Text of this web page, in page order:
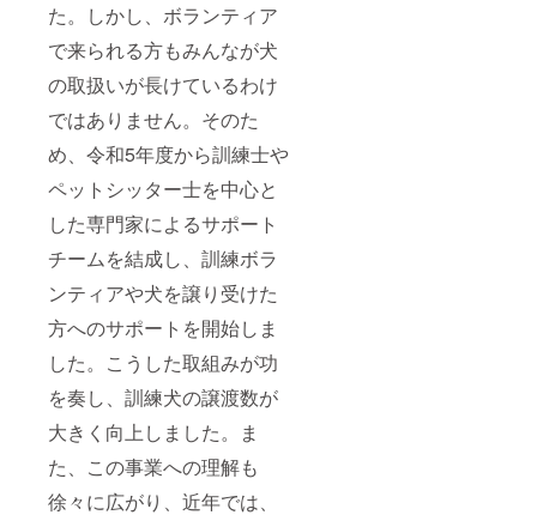
た。しかし、ボランティア
で来られる方もみんなが犬
の取扱いが長けているわけ
ではありません。そのた
め、令和5年度から訓練士や
ペットシッター士を中心と
した専門家によるサポート
チームを結成し、訓練ボラ
ンティアや犬を譲り受けた
方へのサポートを開始しま
した。こうした取組みが功
を奏し、訓練犬の譲渡数が
大きく向上しました。ま
た、この事業への理解も
徐々に広がり、近年では、